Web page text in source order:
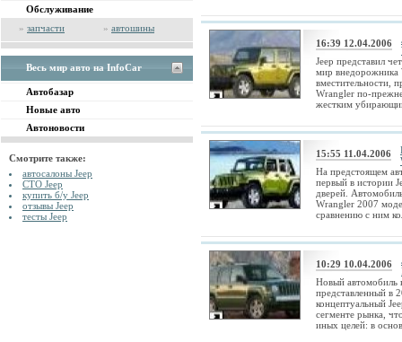
Обслуживание
» запчасти » автошины
Весь мир авто на InfoCar
Автобазар
Новые авто
Автоновости
Смотрите также:
автосалоны Jeep
СТО Jeep
купить б/у Jeep
отзывы Jeep
тесты Jeep
16:39 12.04.2006
Jeep представил
мир внедорожника
вместительности,
Wrangler по-
жестким
15:55 11.04.2006
На предстоящем
первый в истории
дверей.
Wrangler 2007
сравнению с ним
10:29 10.04.2006
Новый автомобиль
представленный в
концептуальный
сегменте рынка,
иных целей: в